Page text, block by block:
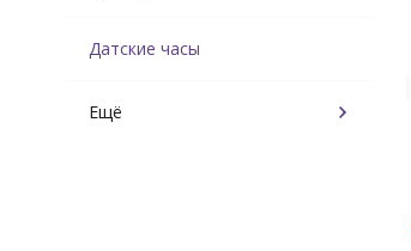
Датские часы
Ещё